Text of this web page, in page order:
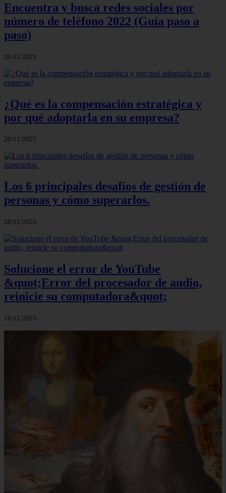
Encuentra y busca redes sociales por
número de teléfono 2022 (Guía paso a
paso)
20/11/2025
¿Qué es la compensación estratégica y
por qué adoptarla en su empresa?
20/11/2025
Los 6 principales desafíos de gestión de
personas y cómo superarlos.
20/11/2025
Solucione el error de YouTube
&quot;Error del procesador de audio,
reinicie su computadora&quot;
19/11/2025